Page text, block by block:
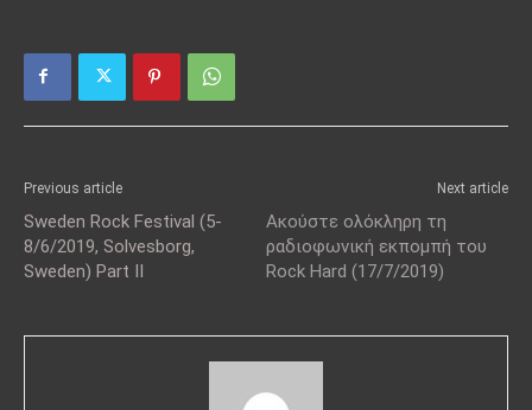
Previous article
Sweden Rock Festival (5-
8/6/2019, Solvesborg,
Sweden) Part II
Next article
Ακούστε ολόκληρη τη
ραδιοφωνική εκπομπή του
Rock Hard (17/7/2019)